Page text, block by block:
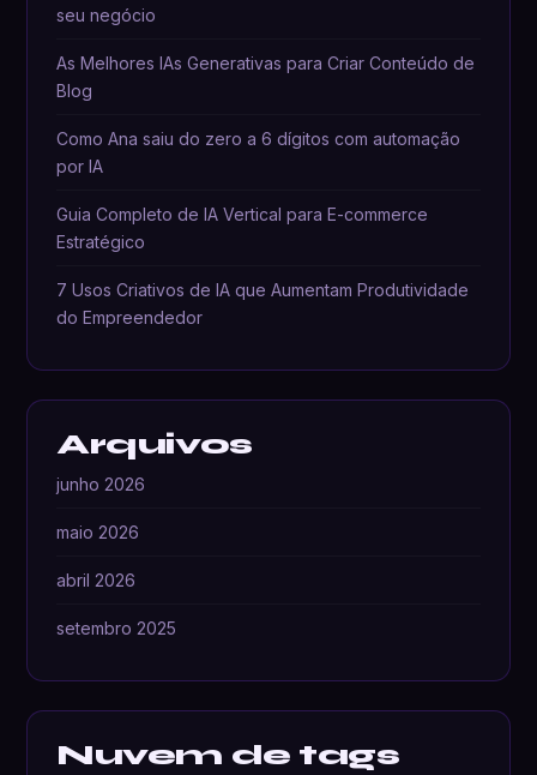
seu negócio
As Melhores IAs Generativas para Criar Conteúdo de
Blog
Como Ana saiu do zero a 6 dígitos com automação
por IA
Guia Completo de IA Vertical para E-commerce
Estratégico
7 Usos Criativos de IA que Aumentam Produtividade
do Empreendedor
Arquivos
junho 2026
maio 2026
abril 2026
setembro 2025
Nuvem de tags